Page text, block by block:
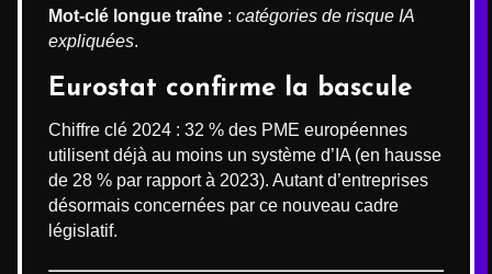
Mot-clé longue traîne : catégories de risque IA
expliquées.
Eurostat confirme la bascule
Chiffre clé 2024 : 32 % des PME européennes
utilisent déjà au moins un système d’IA (en hausse
de 28 % par rapport à 2023). Autant d’entreprises
désormais concernées par ce nouveau cadre
législatif.